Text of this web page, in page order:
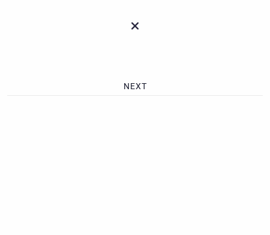
NEXT